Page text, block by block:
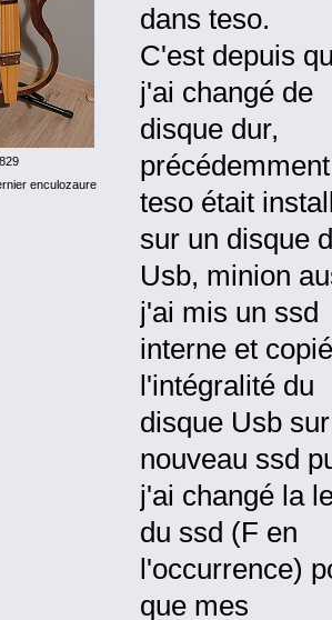
enculozaure
dans teso.
C'est depuis
j'ai changé de
disque dur,
teso était
sur un disque
Usb, minion
j'ai mis un ssd
interne et copié
l'intégralité du
disque Usb
nouveau ssd
j'ai changé la
du ssd (F en
l'occurrence)
que mes